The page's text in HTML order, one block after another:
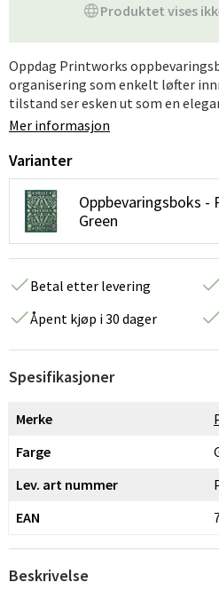
Produktet vises
Oppdag Printworks
organisering som enkelt løfter
tilstand ser esken ut som en
Mer informasjon
Varianter
Oppbevaringsboks -
Green
Betal etter levering
Åpent kjøp i 30 dager
Spesifikasjoner
Merke
Farge
Lev. art nummer
EAN
Beskrivelse